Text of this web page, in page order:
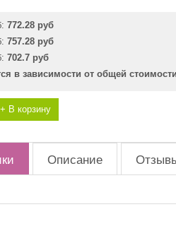
772.28 руб
757.28 руб
702.7 руб
в зависимости от общей
+ В корзину
Описание